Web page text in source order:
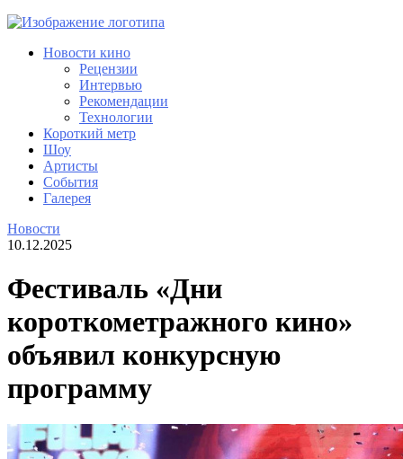
Новости кино
Рецензии
Интервью
Рекомендации
Технологии
Короткий метр
Шоу
Артисты
События
Галерея
Новости
10.12.2025
Фестиваль «Дни
короткометражного кино»
объявил конкурсную
программу